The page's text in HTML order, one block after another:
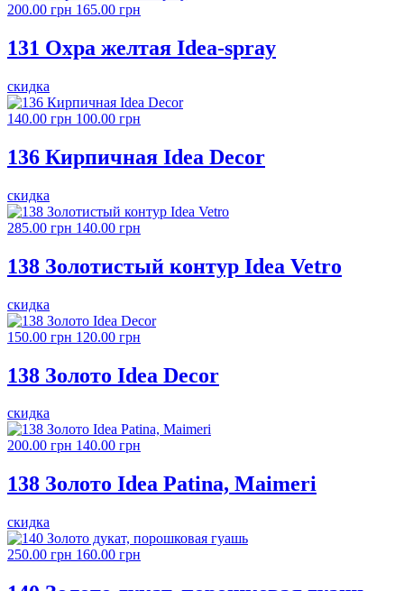
200.00 грн 165.00 грн
131 Охра желтая Idea-spray
скидка
140.00 грн 100.00 грн
136 Кирпичная Idea Decor
скидка
285.00 грн 140.00 грн
138 Золотистый контур Idea Vetro
скидка
150.00 грн 120.00 грн
138 Золото Idea Decor
скидка
200.00 грн 140.00 грн
138 Золото Idea Patina, Maimeri
скидка
250.00 грн 160.00 грн